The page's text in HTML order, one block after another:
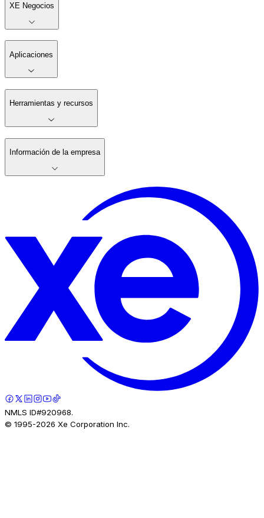
XE Negocios
Aplicaciones
Herramientas y recursos
Información de la empresa
NMLS ID#920968.
© 1995-2026 Xe Corporation Inc.